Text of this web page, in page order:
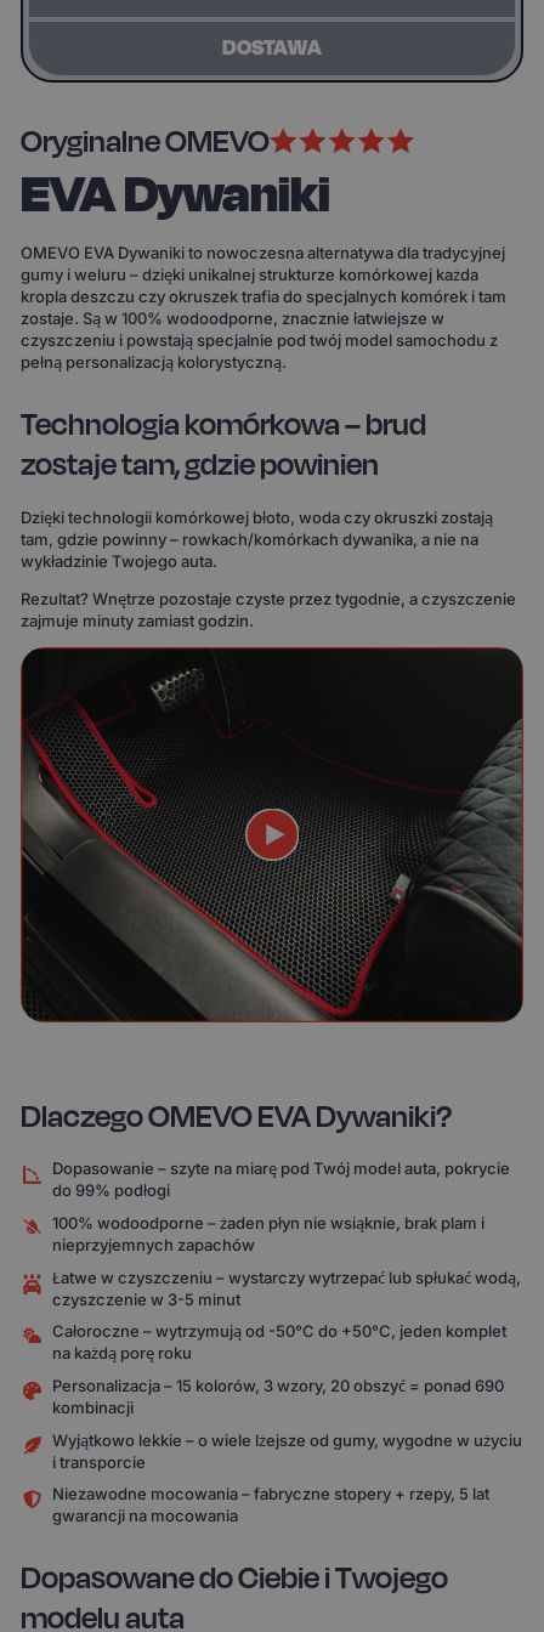
DOSTAWA
Oryginalne OMEVO
EVA Dywaniki
OMEVO EVA Dywaniki to nowoczesna alternatywa dla tradycyjnej
gumy i weluru – dzięki unikalnej strukturze komórkowej każda
kropla deszczu czy okruszek trafia do specjalnych komórek i tam
zostaje. Są w 100% wodoodporne, znacznie łatwiejsze w
czyszczeniu i powstają specjalnie pod twój model samochodu z
pełną personalizacją kolorystyczną.
Technologia komórkowa – brud
zostaje tam, gdzie powinien
Dzięki technologii komórkowej błoto, woda czy okruszki zostają
tam, gdzie powinny – rowkach/komórkach dywanika, a nie na
wykładzinie Twojego auta.
Rezultat? Wnętrze pozostaje czyste przez tygodnie, a czyszczenie
zajmuje minuty zamiast godzin.
Dlaczego OMEVO EVA Dywaniki?
Dopasowanie – szyte na miarę pod Twój model auta, pokrycie
do 99% podłogi
100% wodoodporne – żaden płyn nie wsiąknie, brak plam i
nieprzyjemnych zapachów
Łatwe w czyszczeniu – wystarczy wytrzepać lub spłukać wodą,
czyszczenie w 3-5 minut
Całoroczne – wytrzymują od -50°C do +50°C, jeden komplet
na każdą porę roku
Personalizacja – 15 kolorów, 3 wzory, 20 obszyć = ponad 690
kombinacji
Wyjątkowo lekkie – o wiele lżejsze od gumy, wygodne w użyciu
i transporcie
Niezawodne mocowania – fabryczne stopery + rzepy, 5 lat
gwarancji na mocowania
Dopasowane do Ciebie i Twojego
modelu auta